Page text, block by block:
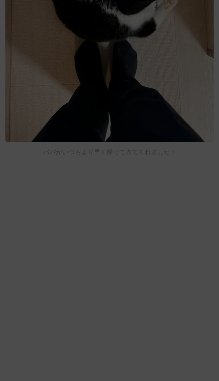
パパがいつもより早く帰ってきてくれました！